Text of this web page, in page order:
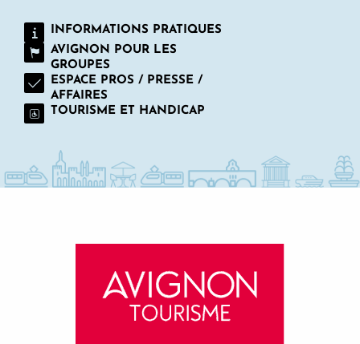
INFORMATIONS PRATIQUES
AVIGNON POUR LES
GROUPES
ESPACE PROS / PRESSE /
AFFAIRES
TOURISME ET HANDICAP